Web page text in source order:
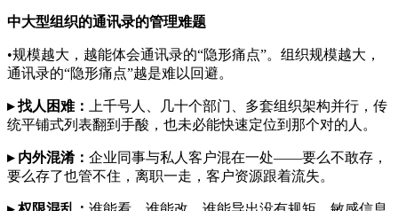
中大型组织的通讯录的管理难题
•规模越大，越能体会通讯录的“隐形痛点”。组织规模越大，
通讯录的“隐形痛点”越是难以回避。
▸ 找人困难：
上千号人、几十个部门、多套组织架构并行，传
统平铺式列表翻到手酸，也未必能快速定位到那个对的人。
▸ 内外混淆： 企业同事与私人客户混在一处——要么不敢存，
要么存了也管不住，离职一走，客户资源跟着流失。